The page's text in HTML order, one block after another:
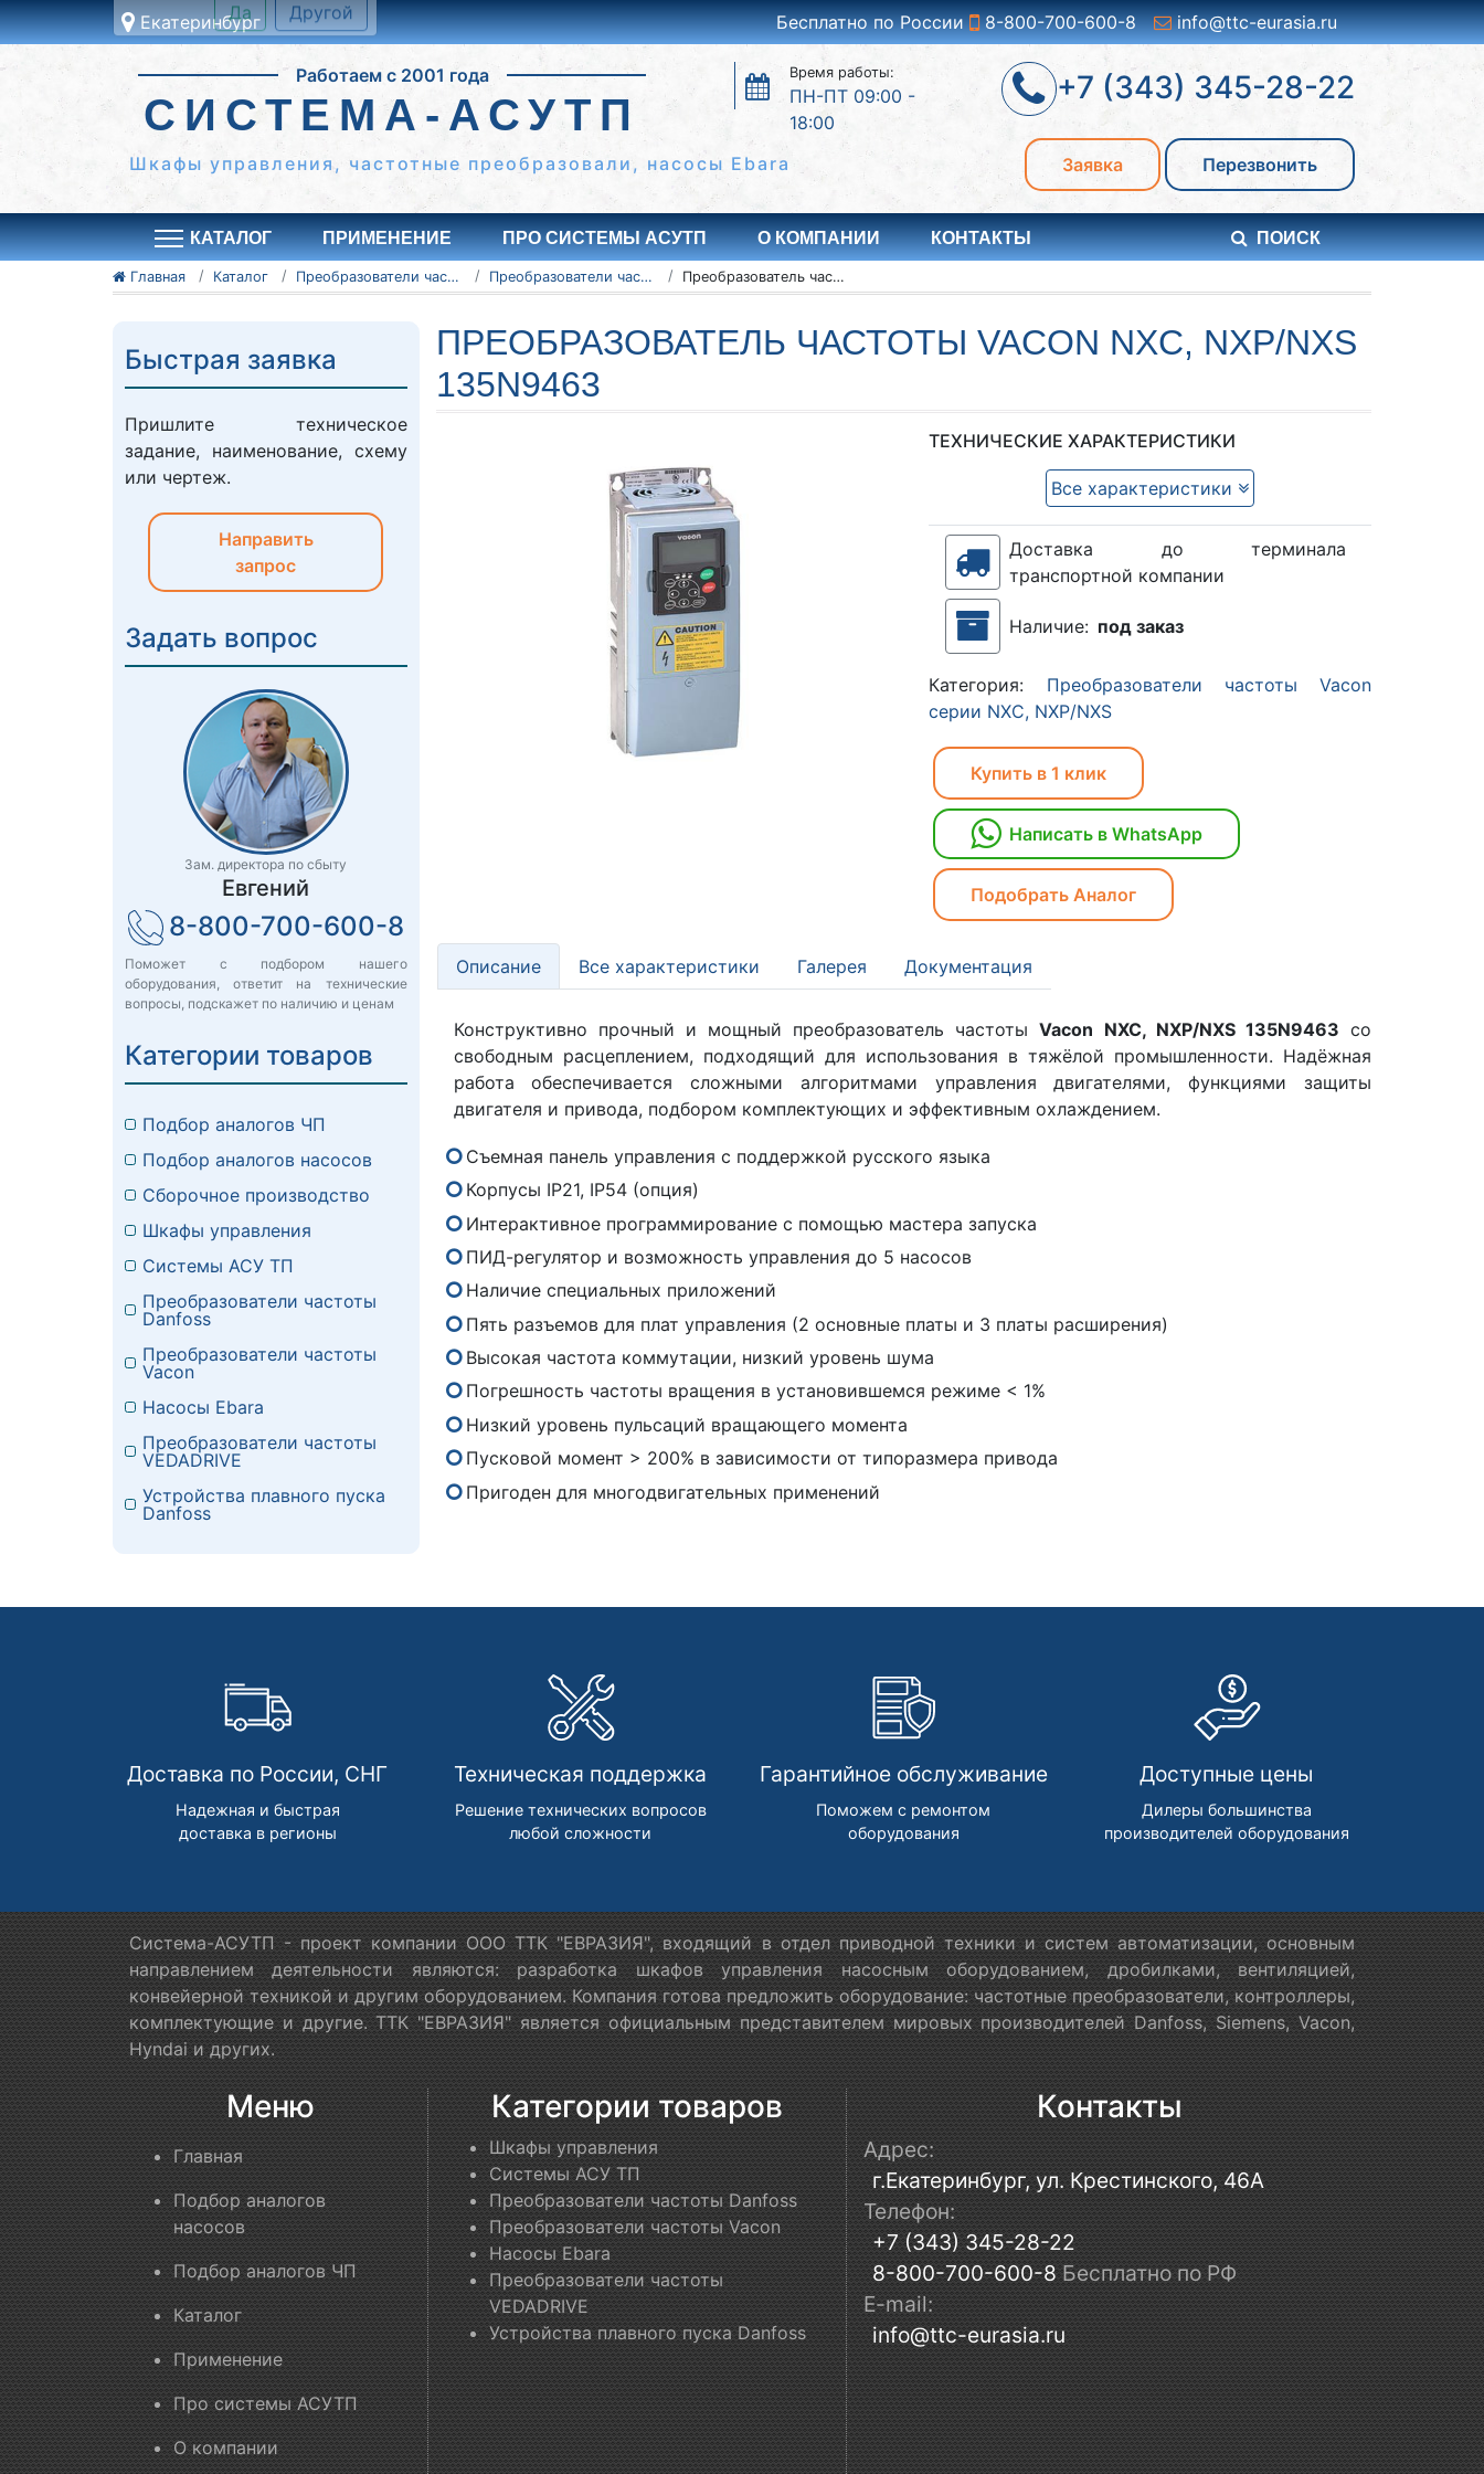
Екатеринбург
Это ближайши к вам
город:
Екатеринбург
Бесплатно по России 8-800-700-600-8 info@ttc-eurasia.ru
Работаем с 2001 года
СИСТЕМА-АСУТП
Время работы:
ПН-ПТ 09:00 -
18:00
Шкафы управления, частотные преобразовали, насосы Ebara
+7 (343) 345-28-22
Заявка Перезвонить
КАТАЛОГ ПРИМЕНЕНИЕ ПРО СИСТЕМЫ АСУТП О КОМПАНИИ КОНТАКТЫ ПОИСК
Главная Каталог Преобразователи частоты Vacon Преобразователи частоты Vacon серии NXC, NXP/NXS Преобразователь частоты Vacon NXC, NXP/NXS 135N9463
ПРЕОБРАЗОВАТЕЛЬ ЧАСТОТЫ VACON NXC, NXP/NXS
135N9463
ТЕХНИЧЕСКИЕ ХАРАКТЕРИСТИКИ
Все характеристики
Доставка до терминала
транспортной компании
Наличие: под заказ
Категория: Преобразователи частоты Vacon
серии NXC, NXP/NXS
Купить в 1 клик
Написать в WhatsApp
Подобрать Аналог
Описание Все характеристики Галерея Документация
Конструктивно прочный и мощный преобразователь частотыVacon NXC, NXP/NXS 135N9463 со
свободным расцеплением, подходящий для использования в тяжёлой промышленности. Надёжная
работа обеспечивается сложными алгоритмами управления двигателями, функциями защиты
двигателя и привода, подбором комплектующих и эффективным охлаждением.
Съемная панель управления с поддержкой русского языка
Корпусы IP21, IP54 (опция)
Интерактивное программирование с помощью мастера запуска
ПИД-регулятор и возможность управления до 5 насосов
Наличие специальных приложений
Пять разъемов для плат управления (2 основные платы и 3 платы расширения)
Высокая частота коммутации, низкий уровень шума
Погрешность частоты вращения в установившемся режиме < 1%
Низкий уровень пульсаций вращающего момента
Пусковой момент > 200% в зависимости от типоразмера привода
Пригоден для многодвигательных применений
Быстрая заявка
Пришлите техническое
задание, наименование, схему
или чертеж.
Направить
запрос
Задать вопрос
Зам. директора по сбыту
Евгений
8-800-700-600-8
Поможет с подбором нашего
оборудования, ответит на технические
вопросы, подскажет по наличию и ценам
Категории товаров
Подбор аналогов ЧП
Подбор аналогов насосов
Сборочное производство
Шкафы управления
Системы АСУ ТП
Преобразователи частоты
Danfoss
Преобразователи частоты
Vacon
Насосы Ebara
Преобразователи частоты
VEDADRIVE
Устройства плавного пуска
Danfoss
Доставка по России, СНГ
Надежная и быстрая
доставка в регионы
Техническая поддержка
Решение технических вопросов
любой сложности
Гарантийное обслуживание
Поможем с ремонтом
оборудования
Доступные цены
Дилеры большинства
производителей оборудования
Система-АСУТП - проект компании ООО ТТК "ЕВРАЗИЯ", входящий в отдел приводной техники и систем автоматизации, основным
направлением деятельности являются: разработка шкафов управления насосным оборудованием, дробилками, вентиляцией,
конвейерной техникой и другим оборудованием. Компания готова предложить оборудование: частотные преобразователи, контроллеры,
комплектующие и другие. ТТК "ЕВРАЗИЯ" является официальным представителем мировых производителей Danfoss, Siemens, Vacon,
Hyndai и других.
Меню
Главная
Подбор аналогов
насосов
Подбор аналогов ЧП
Каталог
Применение
Про системы АСУТП
О компании
Категории товаров
Шкафы управления
Системы АСУ ТП
Преобразователи частоты Danfoss
Преобразователи частоты Vacon
Насосы Ebara
Преобразователи частоты
VEDADRIVE
Устройства плавного пуска Danfoss
Контакты
Адрес:
г.Екатеринбург, ул. Крестинского, 46А
Телефон:
+7 (343) 345-28-22
8-800-700-600-8 Бесплатно по РФ
E-mail:
info@ttc-eurasia.ru